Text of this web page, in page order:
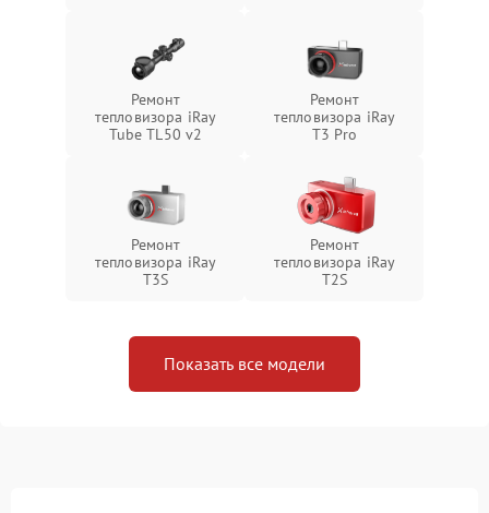
Ремонт
тепловизора iRay
Tube TL50 v2
Ремонт
тепловизора iRay
T3 Pro
Ремонт
тепловизора iRay
T3S
Ремонт
тепловизора iRay
T2S
Показать все модели